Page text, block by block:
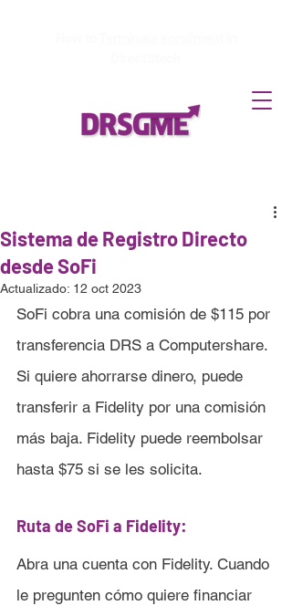
Sistema de Registro Directo
desde SoFi
Actualizado: 12 oct 2023
SoFi cobra una comisión de $115 por
transferencia DRS a Computershare.
Si quiere ahorrarse dinero, puede
transferir a Fidelity por una comisión
más baja. Fidelity puede reembolsar
hasta $75 si se les solicita.
Ruta de SoFi a Fidelity:
Abra una cuenta con Fidelity. Cuando
le pregunten cómo quiere financiar